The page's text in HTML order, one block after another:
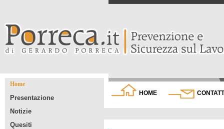
Home
Presentazione
Notizie
Quesiti
HOME